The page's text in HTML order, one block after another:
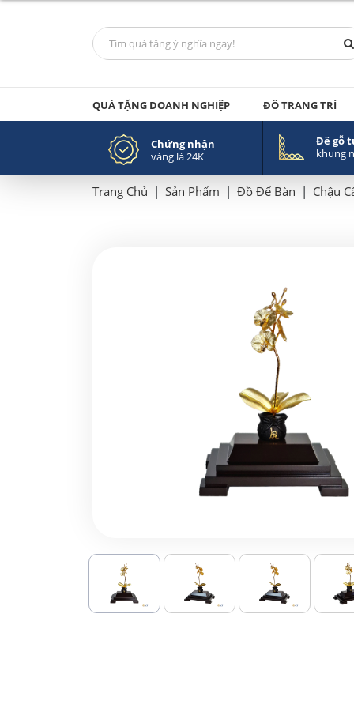
QUÀ TẶNG DOANH NGHIỆP ĐỒ TRANG TRÍ
Chứng nhận
vàng lá 24K
Đế gỗ
khung
Trang Chủ | Sản Phẩm | Đồ Để Bàn | Chậu